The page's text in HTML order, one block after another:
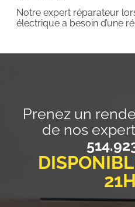
Notre expert réparateur
électrique a besoin d’une
Prenez un
de nos